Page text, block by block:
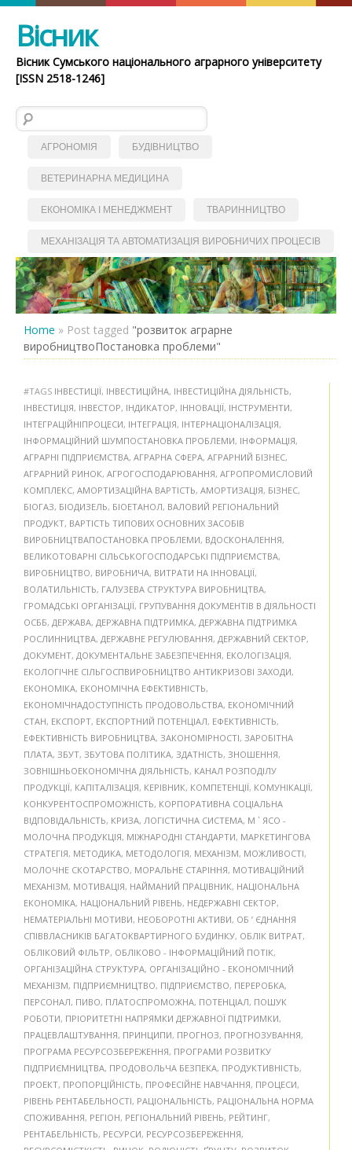
Вісник
Вісник Сумського національного аграрного університету
[ISSN 2518-1246]
Пошук:
АГРОНОМІЯ БУДІВНИЦТВО
ВЕТЕРИНАРНА МЕДИЦИНА
ЕКОНОМІКА І МЕНЕДЖМЕНТ ТВАРИННИЦТВО
МЕХАНІЗАЦІЯ ТА АВТОМАТИЗАЦІЯ ВИРОБНИЧИХ ПРОЦЕСІВ
Home » Post tagged "розвиток аграрне
виробництвоПостановка проблеми"
#TAGS ІНВЕСТИЦІЇ, ІНВЕСТИЦІЙНА, ІНВЕСТИЦІЙНА ДІЯЛЬНІСТЬ,
ІНВЕСТИЦІЯ, ІНВЕСТОР, ІНДИКАТОР, ІННОВАЦІЇ, ІНСТРУМЕНТИ,
ІНТЕГРАЦІЙНІПРОЦЕСИ, ІНТЕГРАЦІЯ, ІНТЕРНАЦІОНАЛІЗАЦІЯ,
ІНФОРМАЦІЙНИЙ ШУМПОСТАНОВКА ПРОБЛЕМИ, ІНФОРМАЦІЯ,
АГРАРНІ ПІДПРИЄМСТВА, АГРАРНА СФЕРА, АГРАРНИЙ БІЗНЕС,
АГРАРНИЙ РИНОК, АГРОГОСПОДАРЮВАННЯ, АГРОПРОМИСЛОВИЙ
КОМПЛЕКС, АМОРТИЗАЦІЙНА ВАРТІСТЬ, АМОРТИЗАЦІЯ, БІЗНЕС,
БІОГАЗ, БІОДИЗЕЛЬ, БІОЕТАНОЛ, ВАЛОВИЙ РЕГІОНАЛЬНИЙ
ПРОДУКТ, ВАРТІСТЬ ТИПОВИХ ОСНОВНИХ ЗАСОБІВ
ВИРОБНИЦТВАПОСТАНОВКА ПРОБЛЕМИ, ВДОСКОНАЛЕННЯ,
ВЕЛИКОТОВАРНІ СІЛЬСЬКОГОСПОДАРСЬКІ ПІДПРИЄМСТВА,
ВИРОБНИЦТВО, ВИРОБНИЧА, ВИТРАТИ НА ІННОВАЦІЇ,
ВОЛАТИЛЬНІСТЬ, ГАЛУЗЕВА СТРУКТУРА ВИРОБНИЦТВА,
ГРОМАДСЬКІ ОРГАНІЗАЦІЇ, ГРУПУВАННЯ ДОКУМЕНТІВ В ДІЯЛЬНОСТІ
ОСББ, ДЕРЖАВА, ДЕРЖАВНА ПІДТРИМКА, ДЕРЖАВНА ПІДТРИМКА
РОСЛИННИЦТВА, ДЕРЖАВНЕ РЕГУЛЮВАННЯ, ДЕРЖАВНИЙ СЕКТОР,
ДОКУМЕНТ, ДОКУМЕНТАЛЬНЕ ЗАБЕЗПЕЧЕННЯ, ЕКОЛОГІЗАЦІЯ,
ЕКОЛОГІЧНЕ СІЛЬГОСПВИРОБНИЦТВО АНТИКРИЗОВІ ЗАХОДИ,
ЕКОНОМІКА, ЕКОНОМІЧНА ЕФЕКТИВНІСТЬ,
ЕКОНОМІЧНАДОСТУПНІСТЬ ПРОДОВОЛЬСТВА, ЕКОНОМІЧНИЙ
СТАН, ЕКСПОРТ, ЕКСПОРТНИЙ ПОТЕНЦІАЛ, ЕФЕКТИВНІСТЬ,
ЕФЕКТИВНІСТЬ ВИРОБНИЦТВА, ЗАКОНОМІРНОСТІ, ЗАРОБІТНА
ПЛАТА, ЗБУТ, ЗБУТОВА ПОЛІТИКА, ЗДАТНІСТЬ, ЗНОШЕННЯ,
ЗОВНІШНЬОЕКОНОМІЧНА ДІЯЛЬНІСТЬ, КАНАЛ РОЗПОДІЛУ
ПРОДУКЦІЇ, КАПІТАЛІЗАЦІЯ, КЕРІВНИК, КОМПЕТЕНЦІЇ, КОМУНІКАЦІЇ,
КОНКУРЕНТОСПРОМОЖНІСТЬ, КОРПОРАТИВНА СОЦІАЛЬНА
ВІДПОВІДАЛЬНІСТЬ, КРИЗА, ЛОГІСТИЧНА СИСТЕМА, М ` ЯСО -
МОЛОЧНА ПРОДУКЦІЯ, МІЖНАРОДНІ СТАНДАРТИ, МАРКЕТИНГОВА
СТРАТЕГІЯ, МЕТОДИКА, МЕТОДОЛОГІЯ, МЕХАНІЗМ, МОЖЛИВОСТІ,
МОЛОЧНЕ СКОТАРСТВО, МОРАЛЬНЕ СТАРІННЯ, МОТИВАЦІЙНИЙ
МЕХАНІЗМ, МОТИВАЦІЯ, НАЙМАНИЙ ПРАЦІВНИК, НАЦІОНАЛЬНА
ЕКОНОМІКА, НАЦІОНАЛЬНИЙ РІВЕНЬ, НЕДЕРЖАВНІ СЕКТОР,
НЕМАТЕРІАЛЬНІ МОТИВИ, НЕОБОРОТНІ АКТИВИ, ОБ ’ ЄДНАННЯ
СПІВВЛАСНИКІВ БАГАТОКВАРТИРНОГО БУДИНКУ, ОБЛІК ВИТРАТ,
ОБЛІКОВИЙ ФІЛЬТР, ОБЛІКОВО - ІНФОРМАЦІЙНИЙ ПОТІК,
ОРГАНІЗАЦІЙНА СТРУКТУРА, ОРГАНІЗАЦІЙНО - ЕКОНОМІЧНИЙ
МЕХАНІЗМ, ПІДПРИЄМНИЦТВО, ПІДПРИЄМСТВО, ПЕРЕРОБКА,
ПЕРСОНАЛ, ПИВО, ПЛАТОСПРОМОЖНА, ПОТЕНЦІАЛ, ПОШУК
РОБОТИ, ПРІОРИТЕТНІ НАПРЯМКИ ДЕРЖАВНОЇ ПІДТРИМКИ,
ПРАЦЕВЛАШТУВАННЯ, ПРИНЦИПИ, ПРОГНОЗ, ПРОГНОЗУВАННЯ,
ПРОГРАМА РЕСУРСОЗБЕРЕЖЕННЯ, ПРОГРАМИ РОЗВИТКУ
ПІДПРИЄМНИЦТВА, ПРОДОВОЛЬЧА БЕЗПЕКА, ПРОДУКТИВНІСТЬ,
ПРОЕКТ, ПРОПОРЦІЙНІСТЬ, ПРОФЕСІЙНЕ НАВЧАННЯ, ПРОЦЕСИ,
РІВЕНЬ РЕНТАБЕЛЬНОСТІ, РАЦІОНАЛЬНІСТЬ, РАЦІОНАЛЬНА НОРМА
СПОЖИВАННЯ, РЕГІОН, РЕГІОНАЛЬНИЙ РІВЕНЬ, РЕЙТИНГ,
РЕНТАБЕЛЬНІСТЬ, РЕСУРСИ, РЕСУРСОЗБЕРЕЖЕННЯ,